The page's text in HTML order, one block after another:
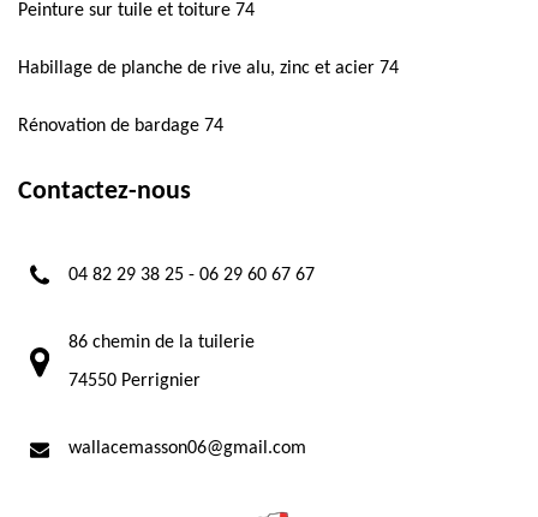
Peinture sur tuile et toiture 74
Habillage de planche de rive alu, zinc et acier 74
Rénovation de bardage 74
Contactez-nous
04 82 29 38 25 - 06 29 60 67 67
86 chemin de la tuilerie
74550 Perrignier
wallacemasson06@gmail.com